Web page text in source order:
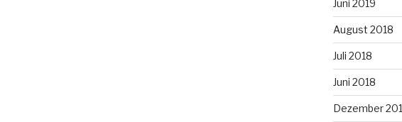
Juni 2019
August 2018
Juli 2018
Juni 2018
Dezember